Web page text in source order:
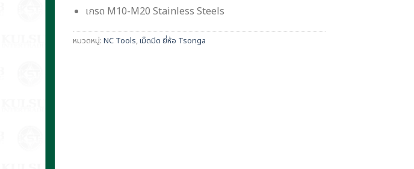
เกรด M10-M20 Stainless Steels
หมวดหมู่: NC Tools,เม็ดมีด ยี่ห้อ Tsonga